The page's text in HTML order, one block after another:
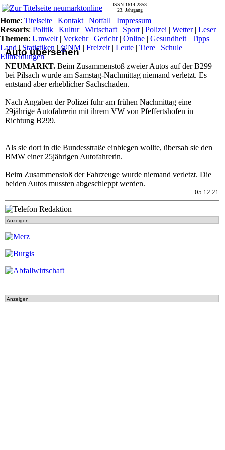
Auto übersehen
NEUMARKT. Beim Zusammenstoß zweier Autos auf der B299
bei Pilsach wurde am Samstag-Nachmittag niemand verletzt. Es
entstand aber erheblicher Sachschaden.
Nach Angaben der Polizei fuhr am frühen Nachmittag eine
29jährige Autofahrerin mit ihrem VW von Pfeffertshofen in
Richtung B299.
Als sie dort in die Bundesstraße einbiegen wollte, übersah sie den
BMW einer 25jährigen Autofahrerin.
Beim Zusammenstoß der Fahrzeuge wurde niemand verletzt. Die
beiden Autos mussten abgeschleppt werden.
05.12.21
Anzeigen
Anzeigen
ISSN 1614-2853
23. Jahrgang
Home: Titelseite | Kontakt | Notfall | Impressum
Ressorts: Politik | Kultur| Wirtschaft | Sport | Polizei | Wetter| Leser
Themen: Umwelt | Verkehr| Gericht | Online | Gesundheit | Tipps |
Land | Statistiken | @NM | Freizeit | Leute | Tiere | Schule |
Eilmeldungen